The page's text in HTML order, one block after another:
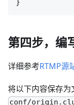
第四步，编
详细参考RTMP源
将以下内容保存为
conf/